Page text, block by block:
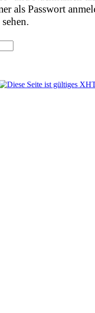
als Passwort